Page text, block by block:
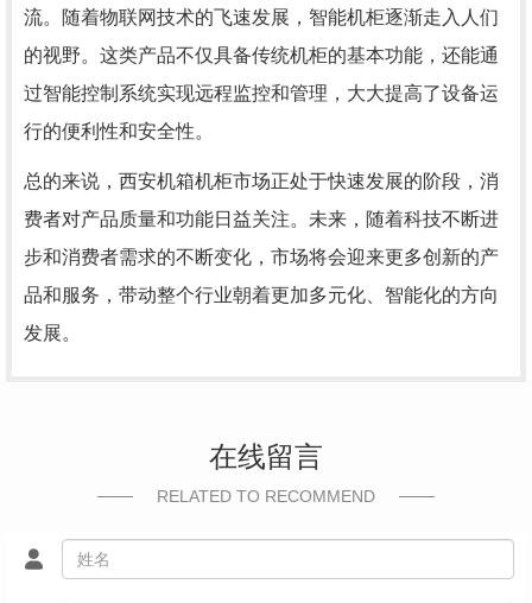
流。随着物联网技术的飞速发展，智能机柜逐渐走入人们
的视野。这类产品不仅具备传统机柜的基本功能，还能通
过智能控制系统实现远程监控和管理，大大提高了设备运
行的便利性和安全性。
总的来说，西安机箱机柜市场正处于快速发展的阶段，消
费者对产品质量和功能日益关注。未来，随着科技不断进
步和消费者需求的不断变化，市场将会迎来更多创新的产
品和服务，带动整个行业朝着更加多元化、智能化的方向
发展。
在线留言
RELATED TO RECOMMEND